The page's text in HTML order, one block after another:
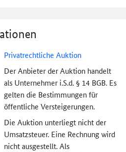
Privatrechtliche Auktion
Der Anbieter der Auktion handelt
als Unternehmer i.S.d. § 14 BGB. Es
gelten die Bestimmungen für
öffentliche Versteigerungen.
Die Auktion unterliegt nicht der
Umsatzsteuer. Eine Rechnung wird
nicht ausgestellt. Als